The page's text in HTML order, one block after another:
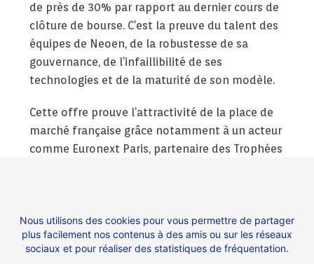
de près de 30% par rapport au dernier cours de
clôture de bourse. C’est la preuve du talent des
équipes de Neoen, de la robustesse de sa
gouvernance, de l’infaillibilité de ses
technologies et de la maturité de son modèle.
Cette offre prouve l’attractivité de la place de
marché française grâce notamment à un acteur
comme Euronext Paris, partenaire des Trophées
pas français et qu’investir en France est une
solution d’avenir.
Nous utilisons des cookies pour vous permettre de partager
plus facilement nos contenus à des amis ou sur les réseaux
sociaux et pour réaliser des statistiques de fréquentation.